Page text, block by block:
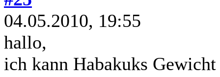
04.05.2010, 19:55
hallo,
ich kann Habakuks